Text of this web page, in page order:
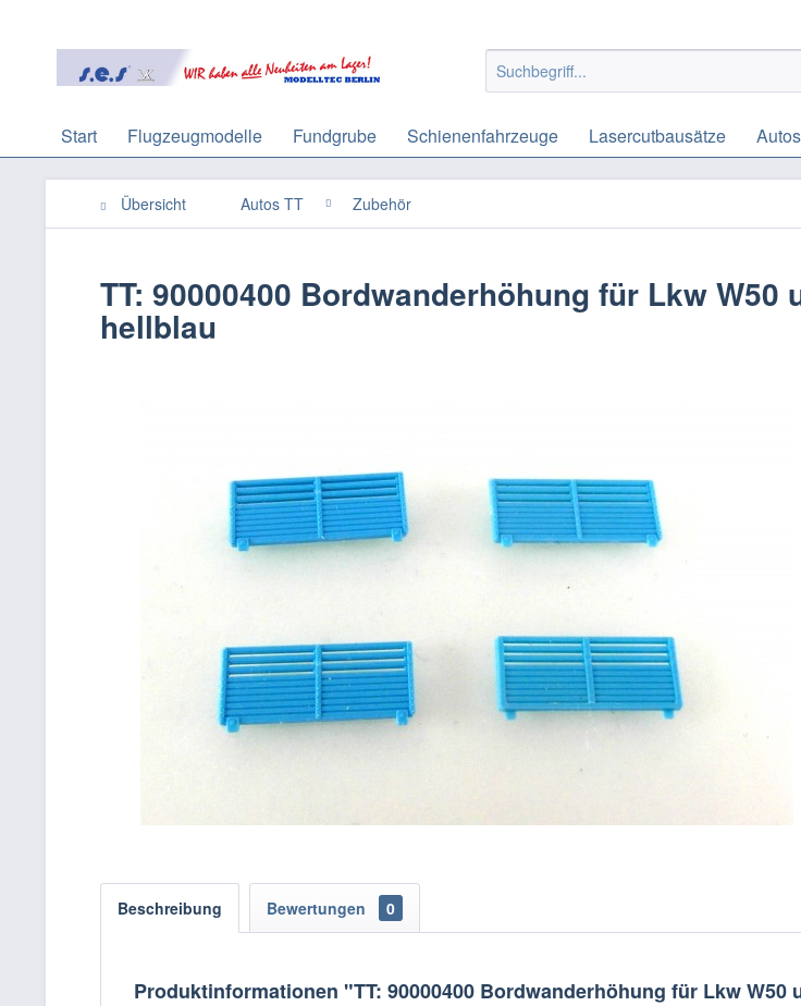
Start Flugzeugmodelle Fundgrube Schienenfahrzeuge Lasercutbausätze
Übersicht Autos TT Zubehör
TT: 90000400 Bordwanderhöhung für Lkw W50
hellblau
Beschreibung Bewertungen 0
Produktinformationen "TT: 90000400 Bordwanderhöhung für Lkw W50